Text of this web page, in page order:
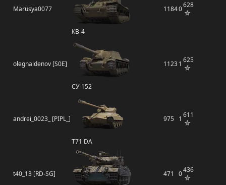
Marusya0077
КВ-4
11840628
olegnaidenov [S0E]
СУ-152
11231 625
andrei_0023_ [PIPL_]
T71 DA
975 1 611
t40_13 [RD-SG] 471 0436